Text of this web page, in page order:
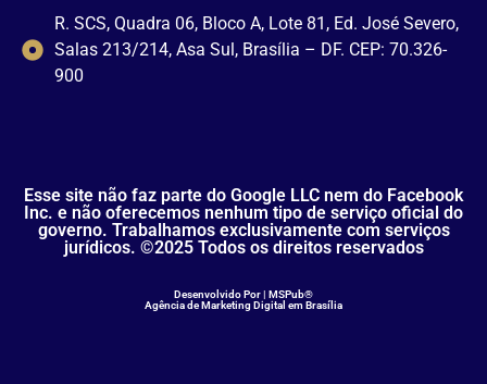
R. SCS, Quadra 06, Bloco A, Lote 81, Ed. José Severo,
Salas 213/214, Asa Sul, Brasília – DF. CEP: 70.326-
900
Esse site não faz parte do Google LLC nem do Facebook
Inc. e não oferecemos nenhum tipo de serviço oficial do
governo. Trabalhamos exclusivamente com serviços
jurídicos. ©2025 Todos os direitos reservados
Desenvolvido Por | MSPub®
Agência de Marketing Digital em Brasília